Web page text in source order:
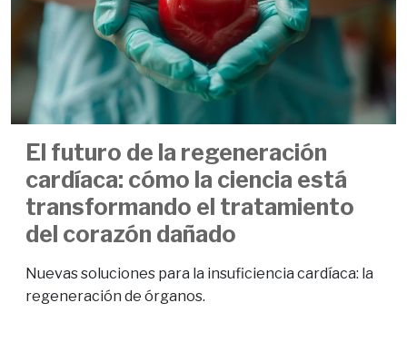
El futuro de la regeneración
cardíaca: cómo la ciencia está
transformando el tratamiento
del corazón dañado
Nuevas soluciones para la insuficiencia cardíaca: la
regeneración de órganos.